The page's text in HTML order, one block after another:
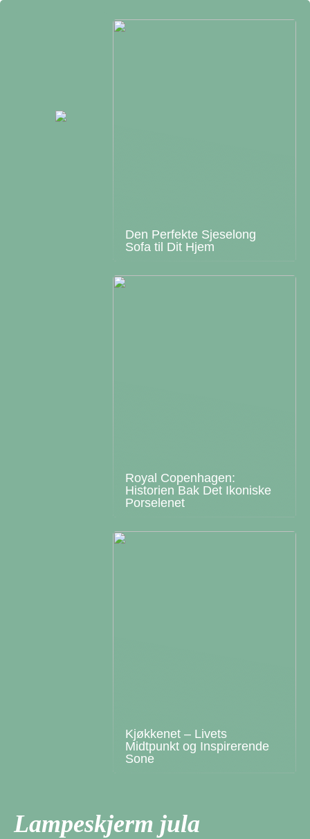
Den Perfekte Sjeselong
Sofa til Dit Hjem
Royal Copenhagen:
Historien Bak Det Ikoniske
Porselenet
Kjøkkenet – Livets
Midtpunkt og Inspirerende
Sone
Lampeskjerm jula